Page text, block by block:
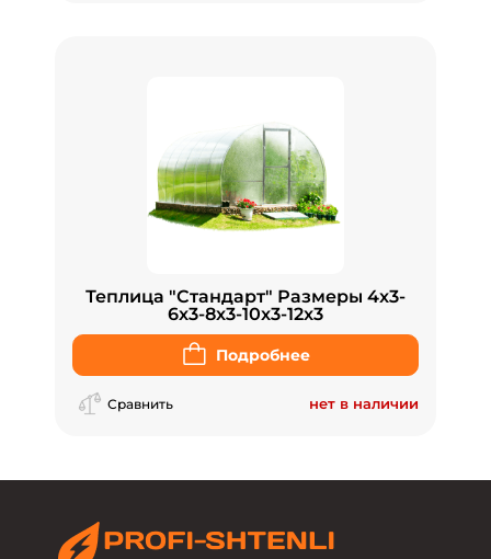
Теплица "Стандарт" Размеры 4x3-
6x3-8x3-10x3-12x3
Подробнее
Сравнить нет в наличии